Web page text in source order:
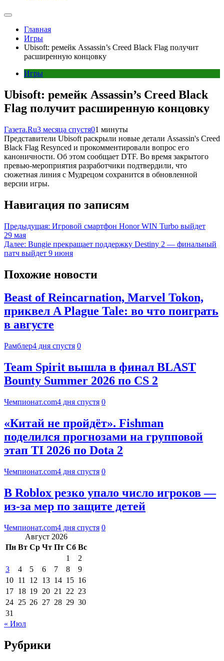
Главная
Игры
Ubisoft: ремейк Assassin’s Creed Black Flag получит
расширенную концовку
Игры
Ubisoft: ремейк Assassin’s Creed Black
Flag получит расширенную концовку
Газета.Ru3 месяца спустя01 минуты
Представители Ubisoft раскрыли новые детали Assassin's Creed
Black Flag Resynced и прокомментировали вопрос его
каноничности. Об этом сообщает DTF. Во время закрытого
превью-мероприятия разработчики подтвердили, что
сюжетная линия с Мудрецом сохранится в обновленной
версии игры.
Навигация по записям
Предыдущая: Игровой смартфон Honor WIN Turbo выйдет
29 мая
Далее: Bungie прекращает поддержку Destiny 2 — финальный
патч выйдет 9 июня
Похожие новости
Beast of Reincarnation, Marvel Tokon,
приквел A Plague Tale: во что поиграть
в августе
Рамблер4 дня спустя 0
Team Spirit вышла в финал BLAST
Bounty Summer 2026 по CS 2
Чемпионат.com4 дня спустя 0
«Китай не пройдёт». Fishman
поделился прогнозами на групповой
этап TI 2026 по Dota 2
Чемпионат.com4 дня спустя 0
В Roblox резко упало число игроков —
из-за мер по защите детей
Чемпионат.com4 дня спустя 0
Август 2026
Пн Вт Ср Чт Пт Сб Вс
1
2
3
4 5 6 7 8
9
10 11 12 13 14 15 16
17 18 19 20 21 22 23
24 25 26 27 28 29 30
31
« Июл
Рубрики